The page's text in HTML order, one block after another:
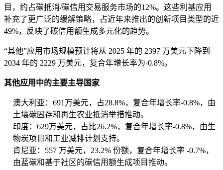
目，约占碳抵消/碳信用交易服务市场的12%。这些利基应用
补充了更广泛的缓解策略，占近年来推出的创新项目类型的近
49%，反映了碳信用额生成多元化的趋势。
“其他”应用市场规模预计将从 2025 年的 2397 万美元下降到
2034 年的 2229 万美元，复合年增长率为-0.8%。
其他应用中的主要主导国家
澳大利亚：691万美元，占28.8%，复合年增长率-0.8%，由
土壤碳固存和再生农业抵消举措推动。
印度：629万美元，占比26.2%，复合年增长率-0.8%，由生
物炭项目和工业减排计划支持。
肯尼亚：557 万美元，23.2% 份额，复合年增长率 -0.7%，
由蓝碳和基于社区的碳信用额生成项目推动。